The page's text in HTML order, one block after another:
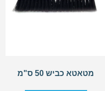
מטאטא כביש 50 ס"מ